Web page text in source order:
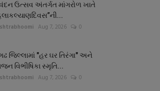
વંદન ઉત્સવ અંતર્ગત માંગરોળ ખાતે
Aug 7, 2026 0
જિલ્લામાં "હર ઘર તિરંગા" અને
વિભીષિકા સ્મૃતિ...
Aug 7, 2026 0